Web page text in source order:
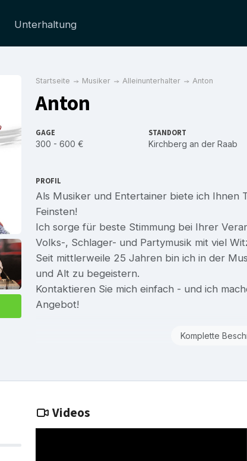
Unterhaltung
Startseite Musiker Alleinunterhalter Anton
Anton
GAGE
300 - 600 €
STANDORT
Kirchberg an der Raab
PROFIL
Als Musiker und Entertainer biete ich Ihnen
Feinsten!
Ich sorge für beste Stimmung bei Ihrer
Volks-, Schlager- und Partymusik mit viel
Seit mittlerweile 25 Jahren bin ich in der
und Alt zu begeistern.
Kontaktieren Sie mich einfach - und ich
Angebot!
Komplette
Videos